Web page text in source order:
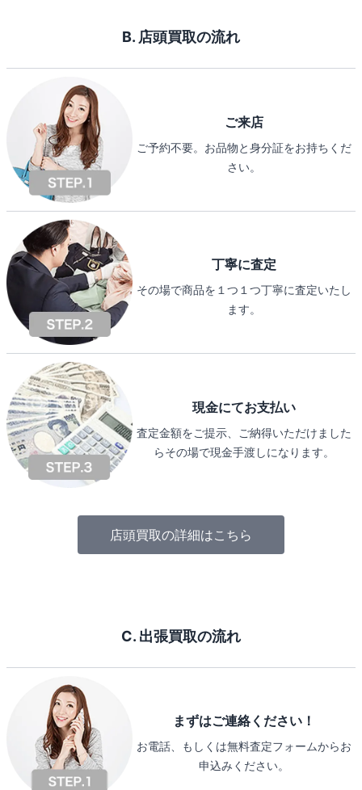
B. 店頭買取の流れ
ご来店
ご予約不要。お品物と身分証をお持ちくだ
さい。
丁寧に査定
その場で商品を１つ１つ丁寧に査定いたし
ます。
現金にてお支払い
査定金額をご提示、ご納得いただけました
らその場で現金手渡しになります。
店頭買取の詳細はこちら
C. 出張買取の流れ
まずはご連絡ください！
お電話、もしくは無料査定フォームからお
申込みください。